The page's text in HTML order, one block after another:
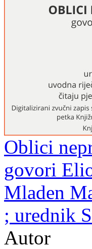
Oblici
govori
Mladen
; urednik
Autor